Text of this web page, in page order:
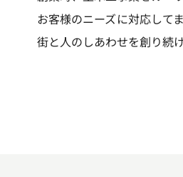
お客様のニーズに対応して
街と人のしあわせを創り続け